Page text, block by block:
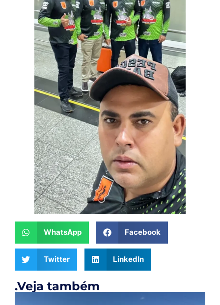
WhatsApp Facebook
Twitter LinkedIn
.Veja também